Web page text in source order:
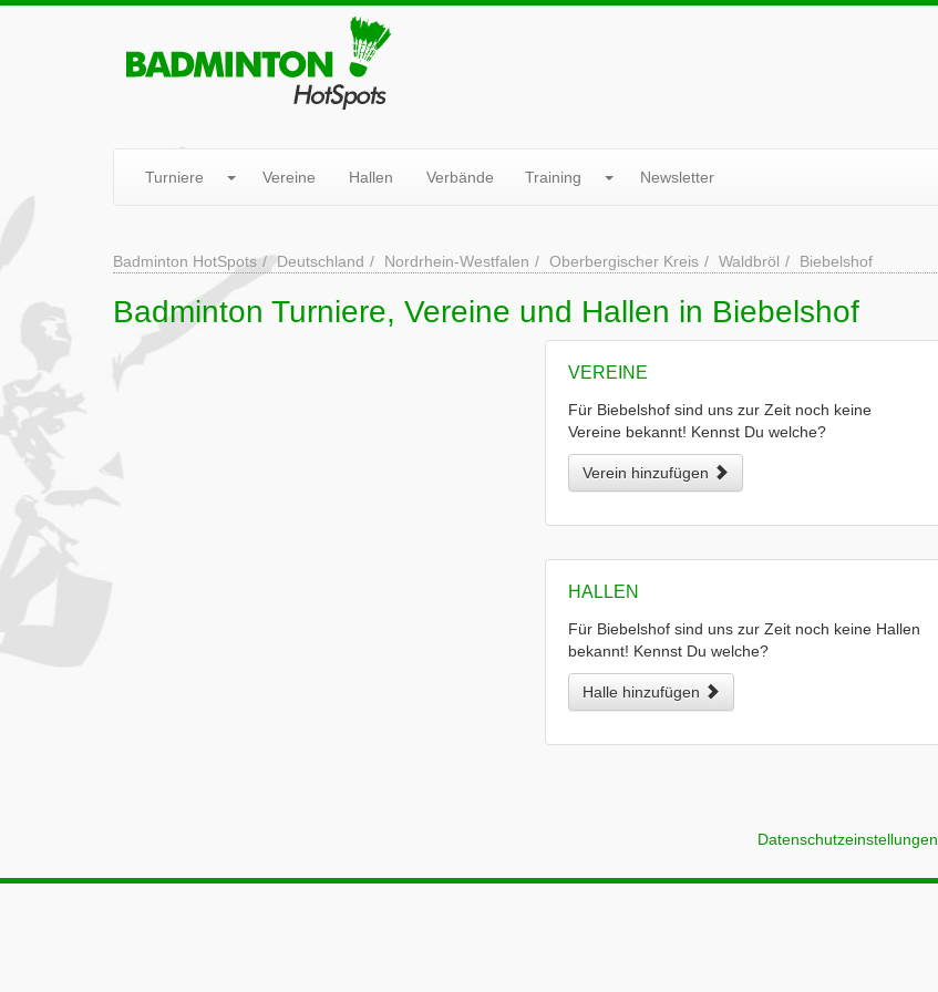
Turniere Vereine Hallen Verbände Training Newsletter
Badminton HotSpots Deutschland Nordrhein-Westfalen Oberbergischer Kreis Waldbröl Biebelshof
Badminton Turniere, Vereine und Hallen in Biebelshof
VEREINE
Für Biebelshof sind uns zur Zeit noch keine
Vereine bekannt! Kennst Du welche?
Verein hinzufügen
HALLEN
Für Biebelshof sind uns zur Zeit noch keine Hallen
bekannt! Kennst Du welche?
Halle hinzufügen
Datenschutzeinstellungen